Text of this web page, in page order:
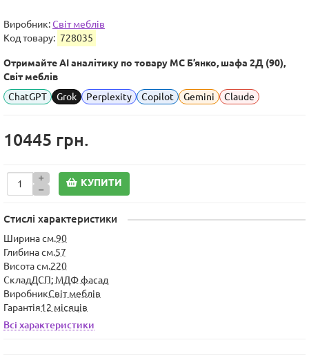
Виробник:Світ меблів
Код товару: 728035
Отримайте AI аналітику по товару МC Б’янко, шафа 2Д (90),
Світ меблів
ChatGPT
Grok Perplexity Copilot Gemini Claude
10445 грн.
КУПИТИ
Стислі характеристики
Ширина см.90
Глибина см.57
Висота см.220
СкладДСП; МДФ фасад
ВиробникСвіт меблів
Гарантія12 місяців
Всі характеристики